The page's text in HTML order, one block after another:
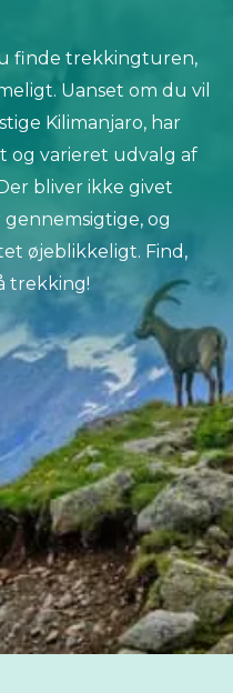
enorm
er en massiv
Alper. En 650
i Slovenien,
Bosnien-
til Albanien.
lande som
og
finde trekkingturen,
Uanset om du vil
Kilimanjaro, har
og varieret udvalg af
bliver ikke givet
og
øjeblikkeligt. Find,
trekking!